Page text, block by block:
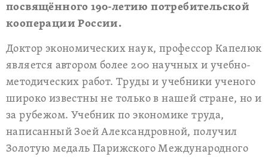
посвящённого 190-летию потребительской
кооперации России.
Доктор экономических наук, профессор Капелюк
является автором более 200 научных и учебно-
методических работ. Труды и учебники ученого
широко известны не только в нашей стране, но и
за рубежом. Учебник по экономике труда,
написанный Зоей Александровной, получил
Золотую медаль Парижского Международного